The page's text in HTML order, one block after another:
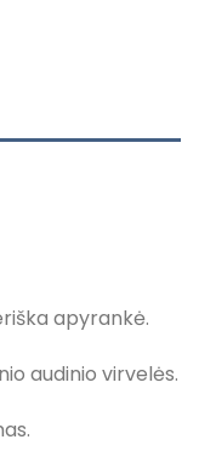
apyrankė.
audinio virvelės.